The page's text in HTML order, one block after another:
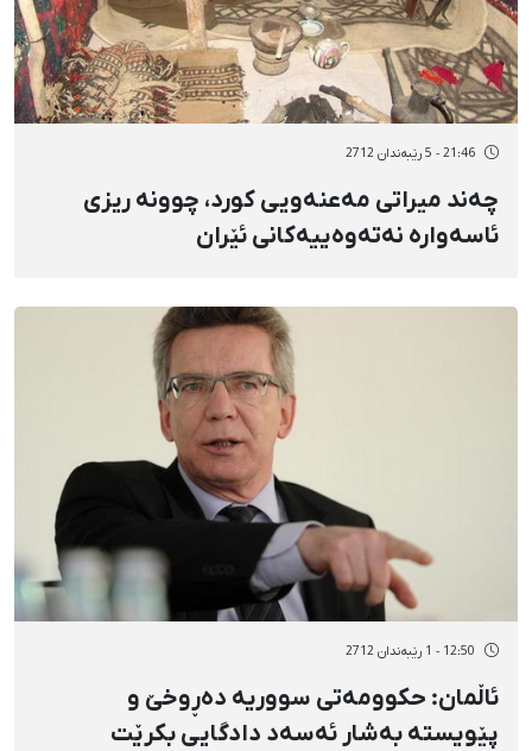
21:46 - 5 رێبەندان 2712
چەند میراتی مەعنەویی کورد، چوونە ریزی
ئاسەوارە نەتەوەییەکانی ئێران
12:50 - 1 رێبەندان 2712
ئاڵمان: حکوومەتی سووریە دەڕوخێ و
پێویستە بەشار ئەسەد دادگایی بکرێت